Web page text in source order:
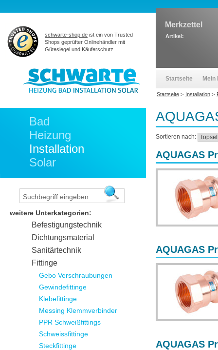
Sortieren nach:
AQUAGAS
AQUAGAS
AQUAGAS
Bad
Heizung
Installation
Solar
weitere Unterkategorien:
Befestigungstechnik
Dichtungsmaterial
Sanitärtechnik
Fittinge
Gebo Verschraubungen
Gewindefittinge
Klebefittinge
Messing Klemmverbinder
PPR Schweißfittings
Schweissfittinge
Steckfittinge
schwarte-shop.de ist ein von Trusted
Shops geprüfter Onlinehändler mit
Gütesiegel und Käuferschutz.
Merkzettel
Artikel:
Startseite Mein
Startseite > Installation >